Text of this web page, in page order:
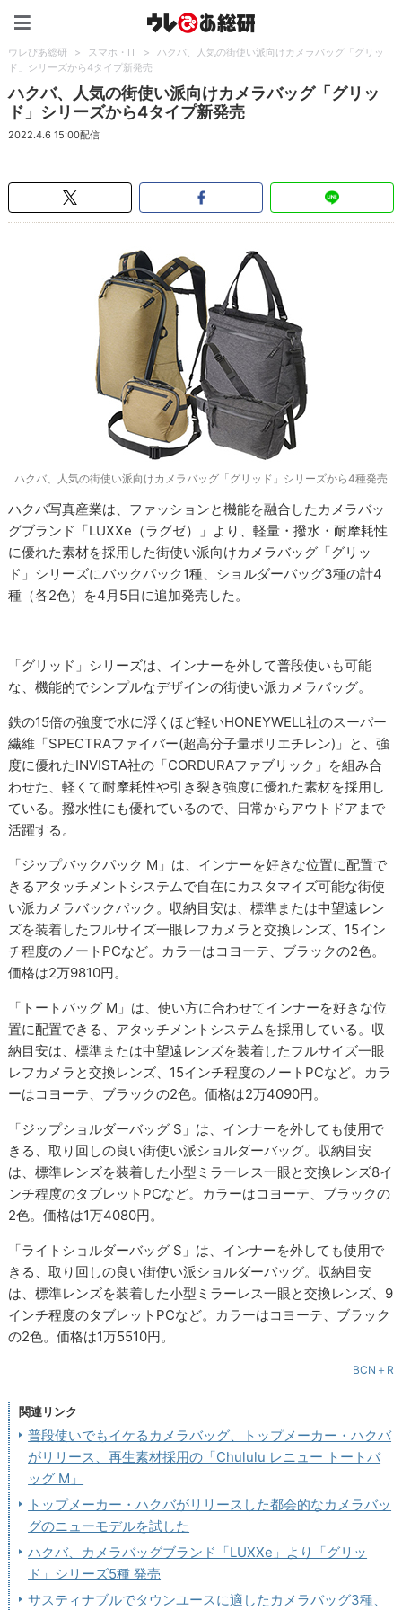
ウレぴあ総研 > スマホ・IT >
ハクバ、人気の街使い派向けカメラバッグ「グリッ
ド」シリーズから4タイプ新発売
ハクバ、人気の街使い派向けカメラバッグ「グリッ
ド」シリーズから4タイプ新発売
2022.4.6 15:00配信
ハクバ、人気の街使い派向けカメラバッグ「グリッド」シリーズから4種発売
ハクバ写真産業は、ファッションと機能を融合したカメラバッ
グブランド「LUXXe（ラグゼ）」より、軽量・撥水・耐摩耗性
に優れた素材を採用した街使い派向けカメラバッグ「グリッ
ド」シリーズにバックパック1種、ショルダーバッグ3種の計4
種（各2色）を4月5日に追加発売した。
「グリッド」シリーズは、インナーを外して普段使いも可能
な、機能的でシンプルなデザインの街使い派カメラバッグ。
鉄の15倍の強度で水に浮くほど軽いHONEYWELL社のスーパー
繊維「SPECTRAファイバー(超高分子量ポリエチレン)」と、強
度に優れたINVISTA社の「CORDURAファブリック」を組み合
わせた、軽くて耐摩耗性や引き裂き強度に優れた素材を採用し
ている。撥水性にも優れているので、日常からアウトドアまで
活躍する。
「ジップバックパック M」は、インナーを好きな位置に配置で
きるアタッチメントシステムで自在にカスタマイズ可能な街使
い派カメラバックパック。収納目安は、標準または中望遠レン
ズを装着したフルサイズ一眼レフカメラと交換レンズ、15イン
チ程度のノートPCなど。カラーはコヨーテ、ブラックの2色。
価格は2万9810円。
「トートバッグ M」は、使い方に合わせてインナーを好きな位
置に配置できる、アタッチメントシステムを採用している。収
納目安は、標準または中望遠レンズを装着したフルサイズ一眼
レフカメラと交換レンズ、15インチ程度のノートPCなど。カラ
ーはコヨーテ、ブラックの2色。価格は2万4090円。
「ジップショルダーバッグ S」は、インナーを外しても使用で
きる、取り回しの良い街使い派ショルダーバッグ。収納目安
は、標準レンズを装着した小型ミラーレス一眼と交換レンズ8イ
ンチ程度のタブレットPCなど。カラーはコヨーテ、ブラックの
2色。価格は1万4080円。
「ライトショルダーバッグ S」は、インナーを外しても使用で
きる、取り回しの良い街使い派ショルダーバッグ。収納目安
は、標準レンズを装着した小型ミラーレス一眼と交換レンズ、9
インチ程度のタブレットPCなど。カラーはコヨーテ、ブラック
の2色。価格は1万5510円。
BCN＋R
関連リンク
普段使いでもイケるカメラバッグ、トップメーカー・ハクバ
がリリース、再生素材採用の「Chululu レニュー トートバ
ッグ M」
トップメーカー・ハクバがリリースした都会的なカメラバッ
グのニューモデルを試した
ハクバ、カメラバッグブランド「LUXXe」より「グリッ
ド」シリーズ5種 発売
サスティナブルでタウンユースに適したカメラバッグ3種、